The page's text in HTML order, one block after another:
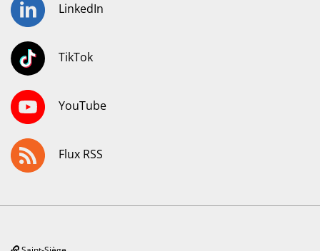
LinkedIn
TikTok
YouTube
Flux RSS